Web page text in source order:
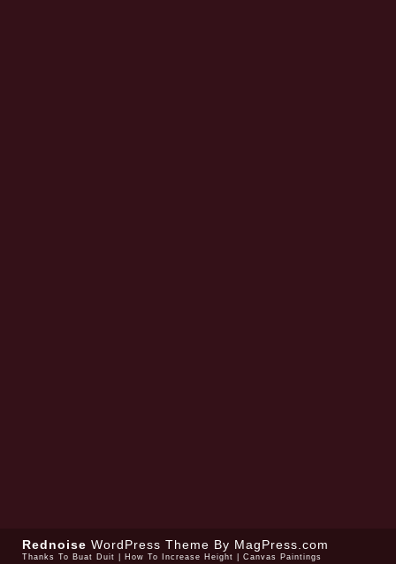
Rednoise WordPress Theme By MagPress.com
Thanks To Buat Duit How To Increase Height Canvas Paintings